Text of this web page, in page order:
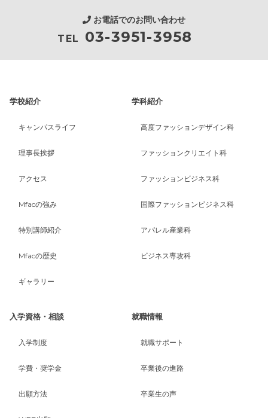
お電話でのお問い合わせ
TEL 03-3951-3958
学校紹介
キャンパスライフ
理事長挨拶
アクセス
Mfacの強み
特別講師紹介
Mfacの歴史
ギャラリー
学科紹介
高度ファッションデザイン科
ファッションクリエイト科
ファッションビジネス科
国際ファッションビジネス科
アパレル産業科
ビジネス専攻科
入学資格・相談
入学制度
学費・奨学金
出願方法
就職情報
就職サポート
卒業後の進路
卒業生の声